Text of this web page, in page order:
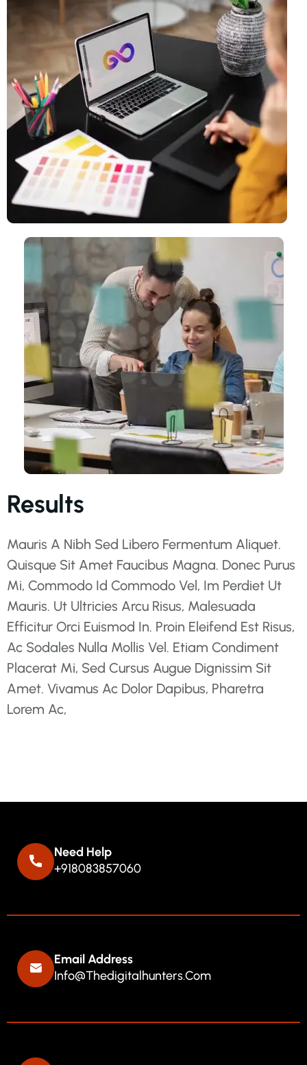
Results
Mauris A Nibh Sed Libero Fermentum Aliquet.
Quisque Sit Amet Faucibus Magna. Donec Purus
Mi, Commodo Id Commodo Vel, Im Perdiet Ut
Mauris. Ut Ultricies Arcu Risus, Malesuada
Efficitur Orci Euismod In. Proin Eleifend Est Risus,
Ac Sodales Nulla Mollis Vel. Etiam Condiment
Placerat Mi, Sed Cursus Augue Dignissim Sit
Amet. Vivamus Ac Dolor Dapibus, Pharetra
Lorem Ac,
Need Help
+918083857060
Email Address
Info@thedigitalhunters.com